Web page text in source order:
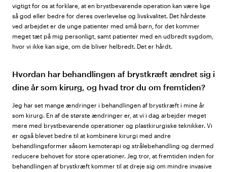
vigtigt for os at forklare, at en brystbevarende operation kan være lige
så god eller bedre for deres overlevelse og livskvalitet. Det hårdeste
ved arbejdet er de unge patienter med små børn, for det kommer
meget tæt på mig personligt, samt patienter med en udbredt sygdom,
hvor vi ikke kan sige, om de bliver helbredt. Det er hårdt.
Hvordan har behandlingen af brystkræft ændret sig i
dine år som kirurg, og hvad tror du om fremtiden?
Jeg har set mange ændringer i behandlingen af brystkræft i mine år
som kirurg. En af de største ændringer er, at vi i dag arbejder meget
mere med brystbevarende operationer og plastkirurgiske teknikker. Vi
er også blevet bedre til at kombinere kirurgi med andre
behandlingsformer såsom kemoterapi og strålebehandling og dermed
reducere behovet for store operationer. Jeg tror, at fremtiden inden for
behandlingen af brystkræft kommer til at dreje sig om mindre invasive